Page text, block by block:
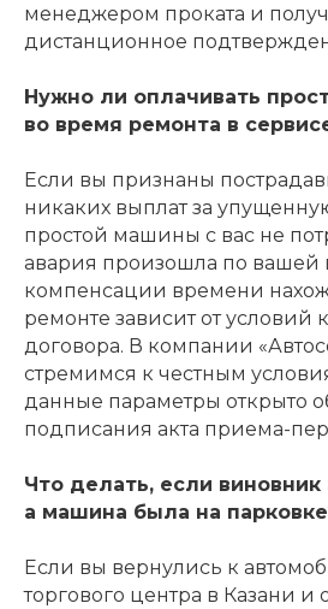
менеджером проката и
дистанционное
Нужно ли оплачивать
во время ремонта в
Если вы признаны
никаких выплат за
простой машины с вас не
авария произошла по вашей
компенсации времени
ремонте зависит от условий
договора. В компании
стремимся к честным
данные параметры открыто
подписания акта приема-
Что делать, если
а машина была на
Если вы вернулись к
торгового центра в Казани и